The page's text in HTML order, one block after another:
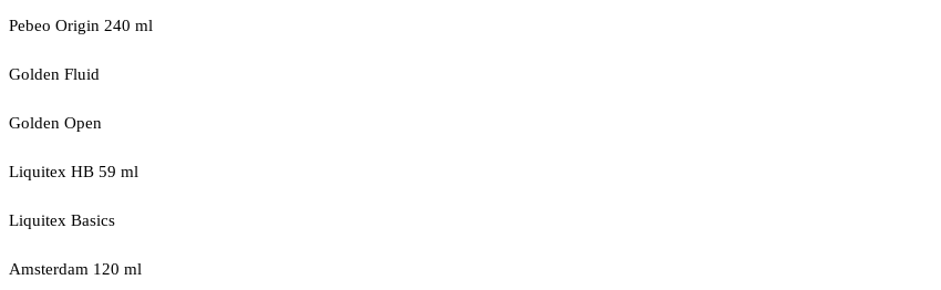
Pebeo Origin 240 ml
Golden Fluid
Golden Open
Liquitex HB 59 ml
Liquitex Basics
Amsterdam 120 ml